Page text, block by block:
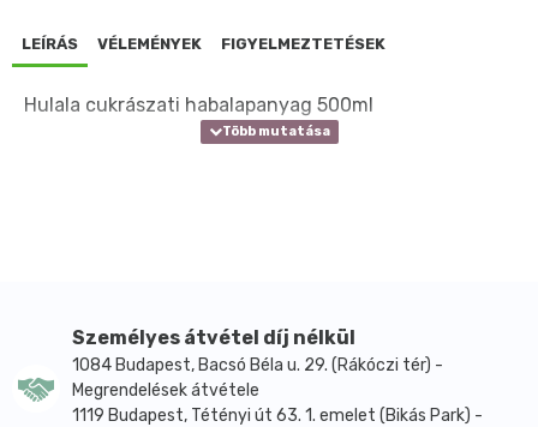
LEÍRÁS VÉLEMÉNYEK FIGYELMEZTETÉSEK
Hulala cukrászati habalapanyag 500ml
Személyes átvétel díj nélkül
1084 Budapest, Bacsó Béla u. 29. (Rákóczi tér) -
Megrendelések átvétele
1119 Budapest, Tétényi út 63. 1. emelet (Bikás Park) -